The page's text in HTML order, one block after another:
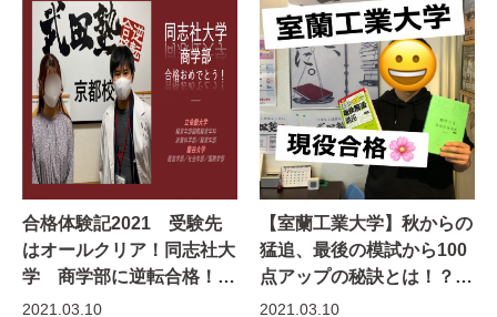
合格体験記2021 受験先
はオールクリア！同志社大
学 商学部に逆転合格！！
｜武田塾京都校
2021.03.10
【室蘭工業大学】秋からの
猛追、最後の模試から100
点アップの秘訣とは！？
【合格体験記】
2021.03.10